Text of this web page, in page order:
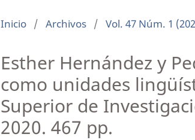
Inicio / Archivos / Vol. 47 Núm. 1
Esther Hernández y
como unidades
Superior de
2020. 467 pp.